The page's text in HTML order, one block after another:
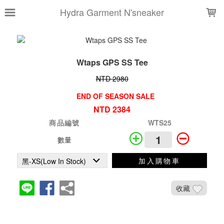
Hydra Garment N'sneaker
Wtaps GPS SS Tee
NTD 2980
END OF SEASON SALE
NTD 2384
商品編號
WTS25
數量
加入購物車
收藏